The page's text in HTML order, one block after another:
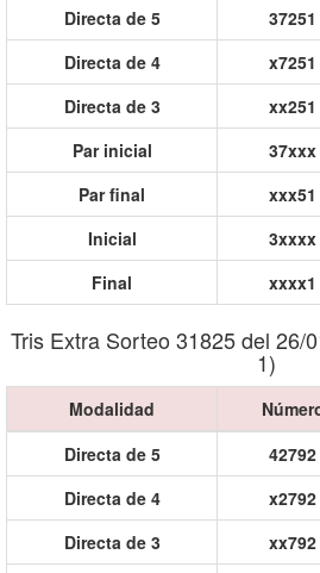
Directa de 5
37251
Directa de 4
x7251
Directa de 3
xx251
Par inicial
37xxx
Par final
xxx51
Inicial
3xxxx
Final
xxxx1
Tris Extra Sorteo 31825 del 26/
1)
Modalidad
Directa de 5
42792
Directa de 4
x2792
Directa de 3
xx792